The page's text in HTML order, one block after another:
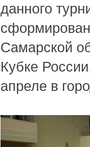
данного
Самарской
Кубке
апреле в